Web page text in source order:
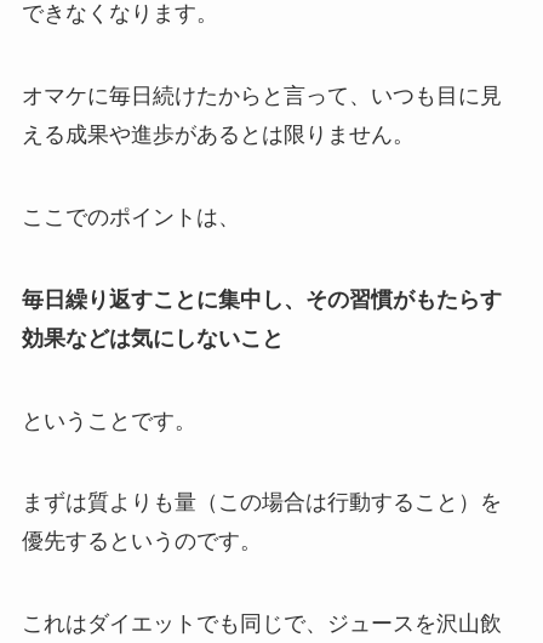
できなくなります。
オマケに毎日続けたからと言って、いつも目に見
える成果や進歩があるとは限りません。
ここでのポイントは、
毎日繰り返すことに集中し、その習慣がもたらす
効果などは気にしないこと
ということです。
まずは質よりも量（この場合は行動すること）を
優先するというのです。
これはダイエットでも同じで、ジュースを沢山飲